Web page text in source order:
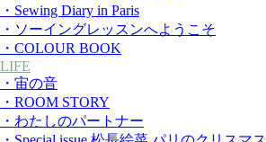
・Sewing Diary in Paris
・ソーイングレッスンへようこそ
・COLOUR BOOK
LIFE
・宙の音
・ROOM STORY
・わたしのパートナー